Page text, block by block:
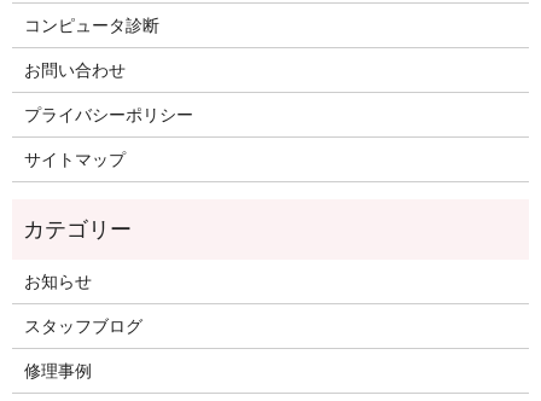
コンピュータ診断
お問い合わせ
プライバシーポリシー
サイトマップ
お知らせ
スタッフブログ
修理事例